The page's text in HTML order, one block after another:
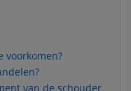
voorkomen?
van de schouder